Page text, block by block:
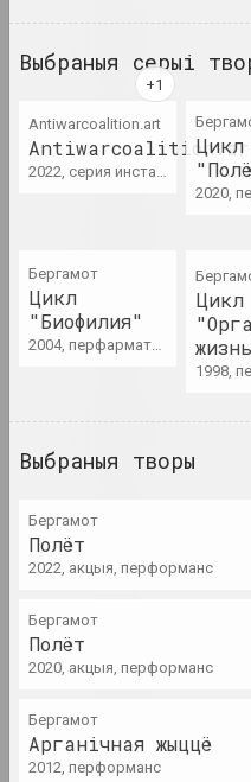
The
Ар
Выбраныя серыі
Antiwarcoalition.art
2022, серия инсталляций, серия видео
Цикл
2020,
Бергамот
Цикл
"Биофилия"
2004, перфарматыўная серыя, цыкл твораў
Цикл
1998,
Выбраныя творы
Бергамот
Полёт
2022, акцыя, перформанс
Бергамот
Полёт
2020, акцыя, перформанс
Бергамот
Арганічная жыццё
2012, перформанс